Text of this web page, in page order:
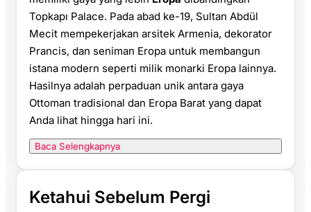
Topkapı Palace. Pada abad ke-19, Sultan Abdül
Mecit mempekerjakan arsitek Armenia, dekorator
Prancis, dan seniman Eropa untuk membangun
istana modern seperti milik monarki Eropa lainnya.
Hasilnya adalah perpaduan unik antara gaya
Ottoman tradisional dan Eropa Barat yang dapat
Anda lihat hingga hari ini.
Baca Selengkapnya
Ketahui Sebelum Pergi